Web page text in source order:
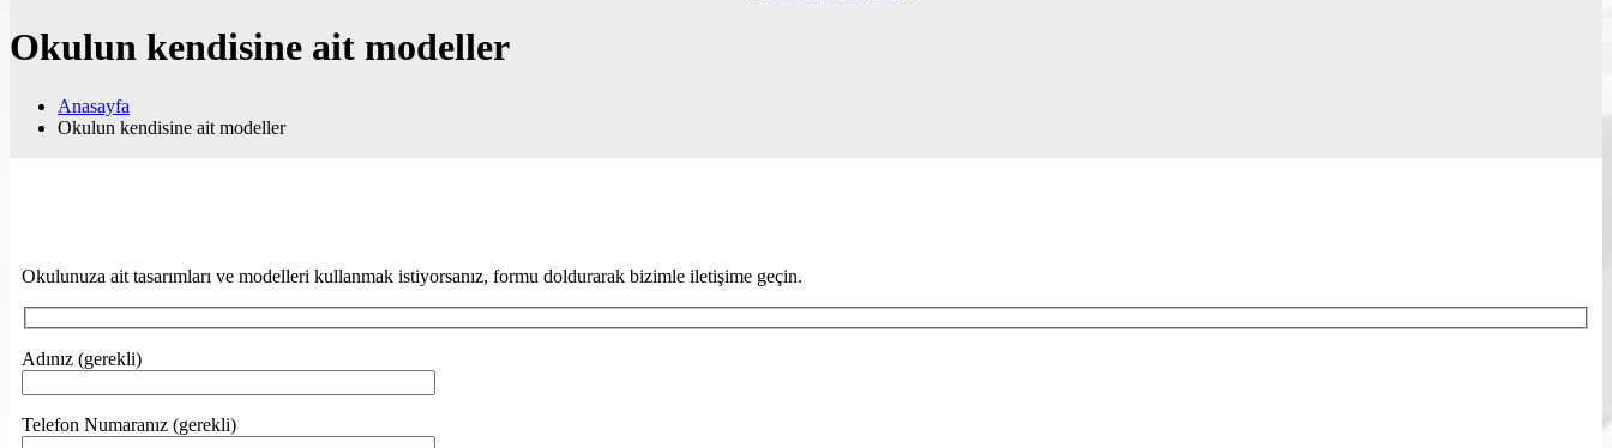
Okulun kendisine ait modeller
Anasayfa
Okulun kendisine ait modeller
Okulunuza ait tasarımları ve modelleri kullanmak istiyorsanız, formu doldurarak bizimle iletişime geçin.
Adınız (gerekli)
Telefon Numaranız (gerekli)